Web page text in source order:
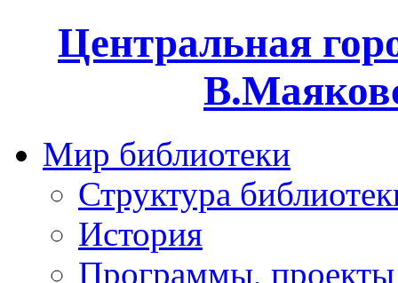
Центральная
Мир библиотеки
Структура
История
Программы, проекты